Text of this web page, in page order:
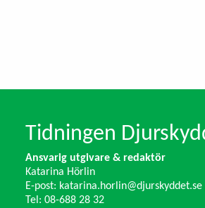
Tidningen
Ansvarig utgivare & redaktör
Katarina Hörlin
E-post: katarina.horlin@djurskyddet.se
Tel: 08-688 28 32